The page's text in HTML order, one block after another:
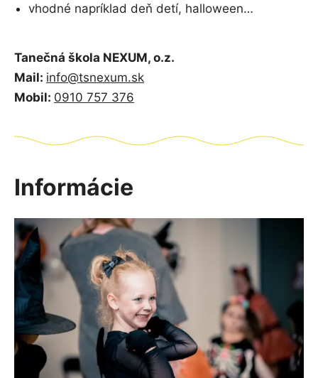
vhodné napríklad deň detí, halloween…
Tanečná škola NEXUM, o.z.
Mail: info@tsnexum.sk
Mobil: 0910 757 376
Informácie